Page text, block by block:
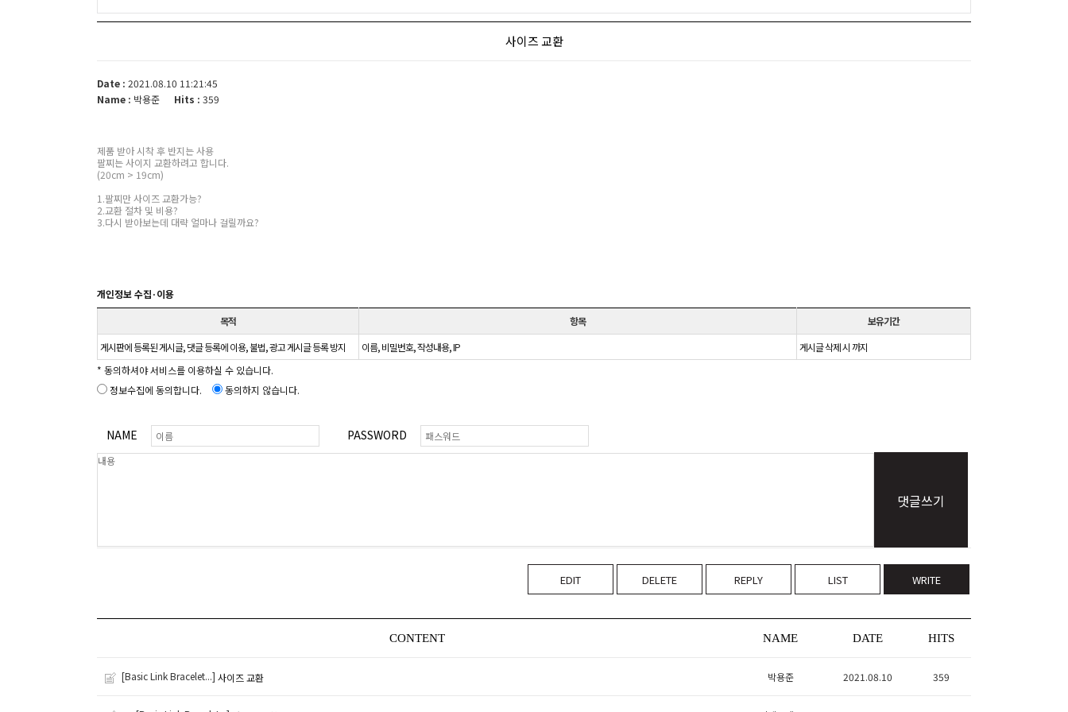
사이즈 교환
Date : 2021.08.10 11:21:45
Name : 박용준 Hits : 359
제품 받아 시착 후 반지는 사용
팔찌는 사이지 교환하려고 합니다.
(20cm > 19cm)
1.팔찌만 사이즈 교환가능?
2.교환 절차 및 비용?
3.다시 받아보는데 대략 얼마나 걸릴까요?
개인정보 수집·이용
목적
항목
보유기간
게시판에 등록된 게시글, 댓글 등록에 이용, 불법, 광고 게시글 등록 방지
이름, 비밀번호, 작성내용, IP
게시글 삭제 시 까지
* 동의하셔야 서비스를 이용하실 수 있습니다.
정보수집에 동의합니다.
동의하지 않습니다.
NAME PASSWORD
댓글쓰기
EDIT DELETE REPLY LIST WRITE
CONTENT NAME DATE HITS
[Basic Link Bracelet...] 사이즈 교환 박용준 2021.08.10 359